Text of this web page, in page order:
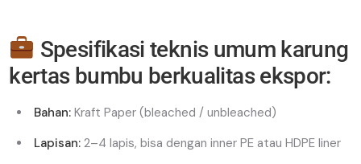
Spesifikasi teknis umum karung
kertas bumbu berkualitas ekspor:
Bahan: Kraft Paper (bleached / unbleached)
Lapisan: 2–4 lapis, bisa dengan inner PE atau HDPE liner